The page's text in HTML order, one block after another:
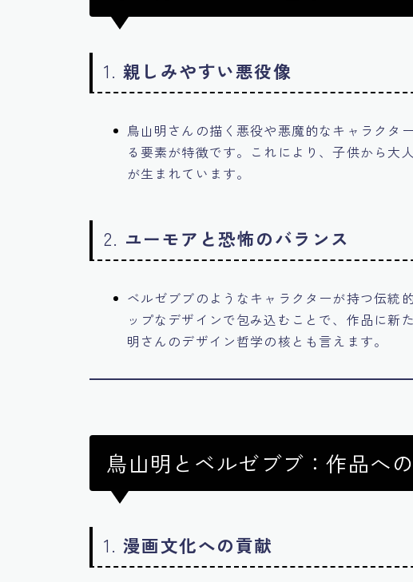
1. 親しみやすい悪役像
鳥山明さんの描く悪役や悪魔的なキャラクタ
る要素が特徴です。これにより、子供から大
が生まれています。
2. ユーモアと恐怖のバランス
ベルゼブブのようなキャラクターが持つ伝統
ップなデザインで包み込むことで、作品に新
明さんのデザイン哲学の核とも言えます。
鳥山明とベルゼブブ：作品へ
1. 漫画文化への貢献